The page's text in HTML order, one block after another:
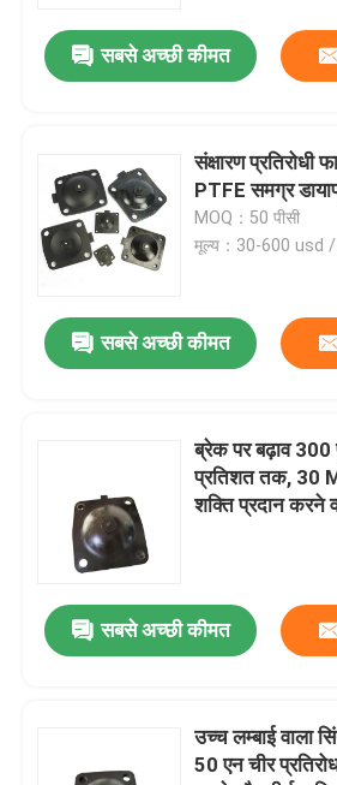
उद्धरण मांगें
वाल्व रबर डायाफ्राम
वायवीय वाल्व डायाफ्राम
समग्र डायाफ्राम
रबर निकला हुआ किनारा गैसकेट
सबसे अच्छी कीमत
संक्षारण प्रतिरोधी
PTFE समग्र
MOQ：50 पीसी
मूल्य：30-600 usd
सबसे अच्छी कीमत
ब्रेक पर बढ़ाव
प्रतिशत तक, 30
शक्ति प्रदान करने
सबसे अच्छी कीमत
उच्च लम्बाई वाला
50 एन चीर